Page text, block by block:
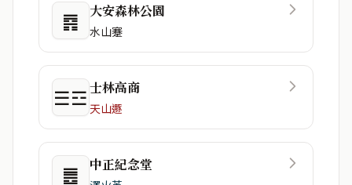
䷴ 大安森林公園
水山蹇
☰☲士林高商
天山遯
䷌ 中正紀念堂